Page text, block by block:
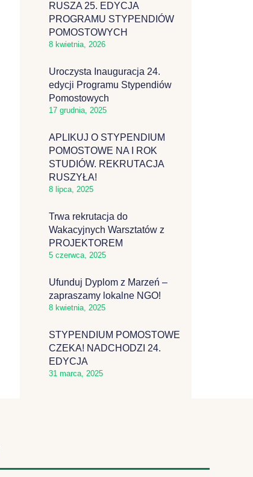
RUSZA 25. EDYCJA
PROGRAMU STYPENDIÓW
POMOSTOWYCH
8 kwietnia, 2026
Uroczysta Inauguracja 24.
edycji Programu Stypendiów
Pomostowych
17 grudnia, 2025
APLIKUJ O STYPENDIUM
POMOSTOWE NA I ROK
STUDIÓW. REKRUTACJA
RUSZYŁA!
8 lipca, 2025
Trwa rekrutacja do
Wakacyjnych Warsztatów z
PROJEKTOREM
5 czerwca, 2025
Ufunduj Dyplom z Marzeń –
zapraszamy lokalne NGO!
8 kwietnia, 2025
STYPENDIUM POMOSTOWE
CZEKA! NADCHODZI 24.
EDYCJA
31 marca, 2025